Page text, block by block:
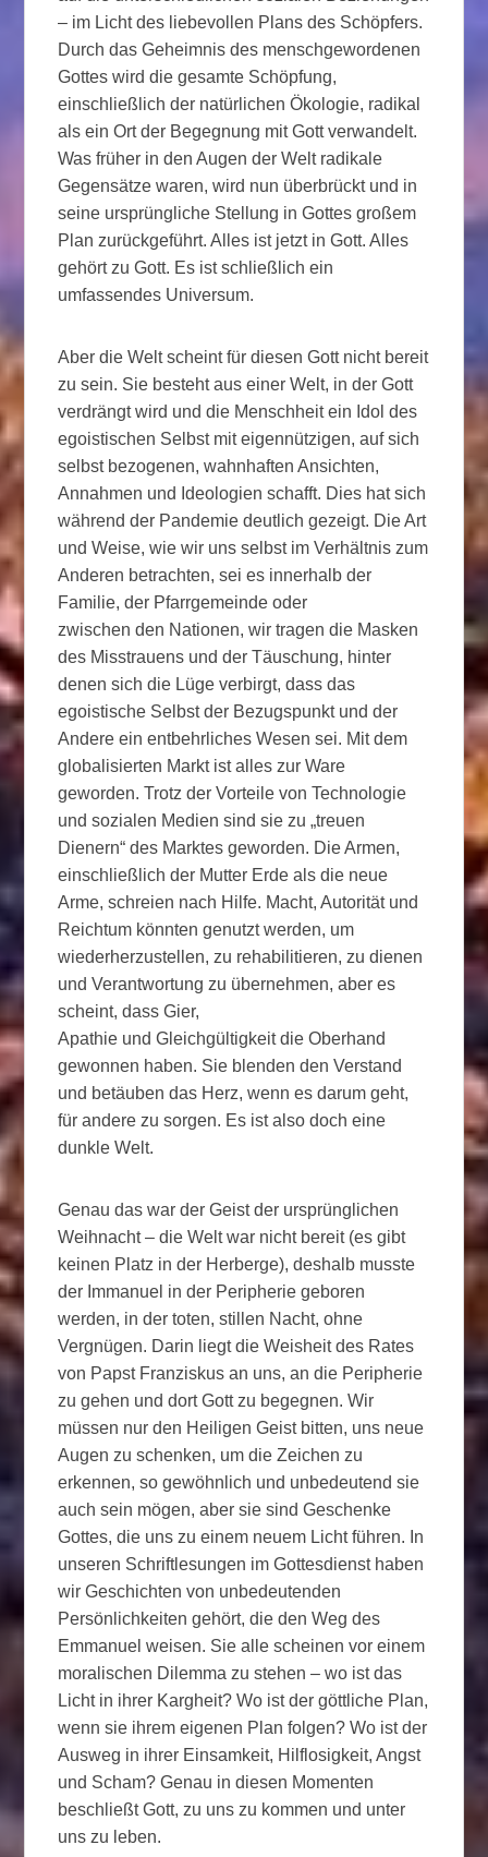
– im Licht des liebevollen Plans des Schöpfers.
Durch das Geheimnis des menschgewordenen
Gottes wird die gesamte Schöpfung,
einschließlich der natürlichen Ökologie, radikal
als ein Ort der Begegnung mit Gott verwandelt.
Was früher in den Augen der Welt radikale
Gegensätze waren, wird nun überbrückt und in
seine ursprüngliche Stellung in Gottes großem
Plan zurückgeführt. Alles ist jetzt in Gott. Alles
gehört zu Gott. Es ist schließlich ein
umfassendes Universum.
Aber die Welt scheint für diesen Gott nicht bereit
zu sein. Sie besteht aus einer Welt, in der Gott
verdrängt wird und die Menschheit ein Idol des
egoistischen Selbst mit eigennützigen, auf sich
selbst bezogenen, wahnhaften Ansichten,
Annahmen und Ideologien schafft. Dies hat sich
während der Pandemie deutlich gezeigt. Die Art
und Weise, wie wir uns selbst im Verhältnis zum
Anderen betrachten, sei es innerhalb der
Familie, der Pfarrgemeinde oder
zwischen den Nationen, wir tragen die Masken
des Misstrauens und der Täuschung, hinter
denen sich die Lüge verbirgt, dass das
egoistische Selbst der Bezugspunkt und der
Andere ein entbehrliches Wesen sei. Mit dem
globalisierten Markt ist alles zur Ware
geworden. Trotz der Vorteile von Technologie
und sozialen Medien sind sie zu „treuen
Dienern“ des Marktes geworden. Die Armen,
einschließlich der Mutter Erde als die neue
Arme, schreien nach Hilfe. Macht, Autorität und
Reichtum könnten genutzt werden, um
wiederherzustellen, zu rehabilitieren, zu dienen
und Verantwortung zu übernehmen, aber es
scheint, dass Gier,
Apathie und Gleichgültigkeit die Oberhand
gewonnen haben. Sie blenden den Verstand
und betäuben das Herz, wenn es darum geht,
für andere zu sorgen. Es ist also doch eine
dunkle Welt.
Genau das war der Geist der ursprünglichen
Weihnacht – die Welt war nicht bereit (es gibt
keinen Platz in der Herberge), deshalb musste
der Immanuel in der Peripherie geboren
werden, in der toten, stillen Nacht, ohne
Vergnügen. Darin liegt die Weisheit des Rates
von Papst Franziskus an uns, an die Peripherie
zu gehen und dort Gott zu begegnen. Wir
müssen nur den Heiligen Geist bitten, uns neue
Augen zu schenken, um die Zeichen zu
erkennen, so gewöhnlich und unbedeutend sie
auch sein mögen, aber sie sind Geschenke
Gottes, die uns zu einem neuem Licht führen. In
unseren Schriftlesungen im Gottesdienst haben
wir Geschichten von unbedeutenden
Persönlichkeiten gehört, die den Weg des
Emmanuel weisen. Sie alle scheinen vor einem
moralischen Dilemma zu stehen – wo ist das
Licht in ihrer Kargheit? Wo ist der göttliche Plan,
wenn sie ihrem eigenen Plan folgen? Wo ist der
Ausweg in ihrer Einsamkeit, Hilflosigkeit, Angst
und Scham? Genau in diesen Momenten
beschließt Gott, zu uns zu kommen und unter
uns zu leben.